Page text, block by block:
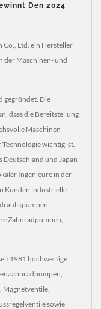
Den 2024
Co., Ltd. ein Hersteller
der Maschinen- und
gegründet. Die
dass die Bereitstellung
Maschinen
wichtig ist.
Deutschland und Japan
Ingenieure in der
Kunden industrielle
Zahnradpumpen,
1981 hochwertige
Magnetventile,
sowie